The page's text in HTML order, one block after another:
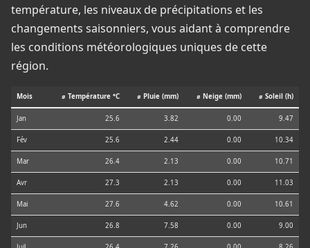
température, les niveaux de précipitations et les
changements saisonniers, vous aidant à comprendre
les conditions météorologiques uniques de cette
région.
Mois ⌀ Température °C ⌀ Pluie (mm) ⌀ Neige (mm) ⌀ Soleil (h)
Jan 25.6 3.82 0.00 9.47
Fév 25.6 2.44 0.00 10.34
Mar 26.4 2.13 0.00 10.71
Avr 27.3 2.13 0.00 11.03
Mai 27.6 4.62 0.00 10.61
Jun 26.8 7.58 0.00 9.00